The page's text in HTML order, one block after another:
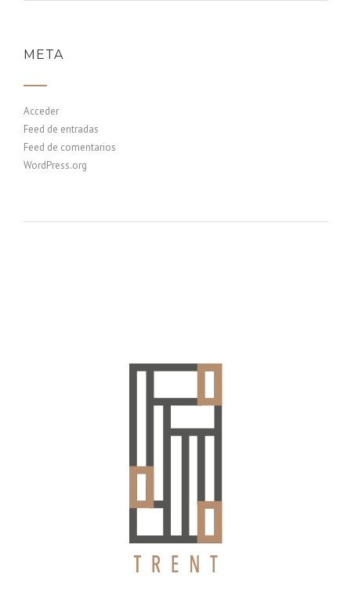
META
Acceder
Feed de entradas
Feed de comentarios
WordPress.org